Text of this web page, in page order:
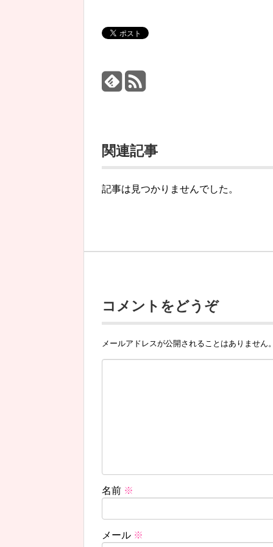
関連記事
記事は見つかりませんでした。
コメントをどうぞ
メールアドレスが公開されることはありません
名前 ※
メール ※